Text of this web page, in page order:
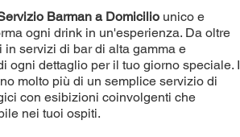
Barman a Domicilio unico e
ogni drink in un'esperienza. Da oltre
servizi di bar di alta gamma e
ogni dettaglio per il tuo giorno speciale. I
molto più di un semplice servizio di
con esibizioni coinvolgenti che
nei tuoi ospiti.